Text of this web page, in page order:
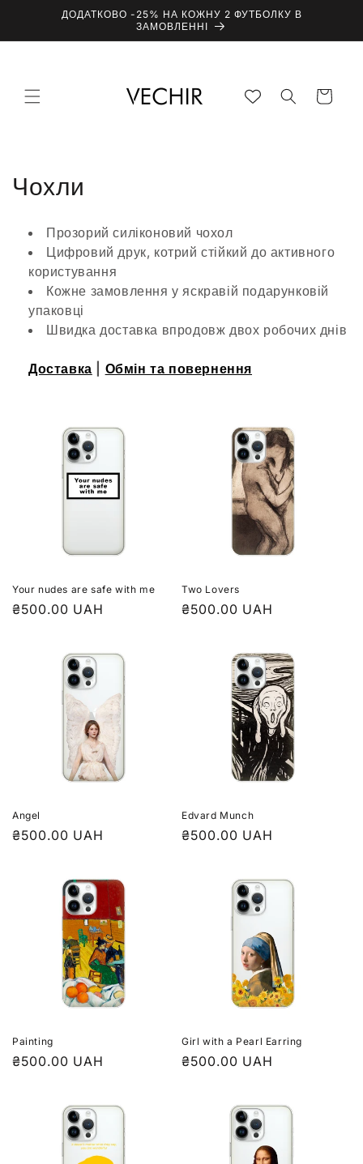
ДОДАТКОВО -25% НА КОЖНУ 2 ФУТБОЛКУ В
ЗАМОВЛЕННІ
Кошик
К
Чохли
Прозорий силіконовий чохол
Цифровий друк, котрий стійкий до активного
користування
Кожне замовлення у яскравій подарунковій
упаковці
Швидка доставка впродовж двох робочих днів
Доставка Обмін та повернення
Your nudes are safe with me
₴500.00 UAH
Two Lovers
₴500.00 UAH
Angel
₴500.00 UAH
Edvard Munch
₴500.00 UAH
Painting
₴500.00 UAH
Girl with a Pearl Earring
₴500.00 UAH